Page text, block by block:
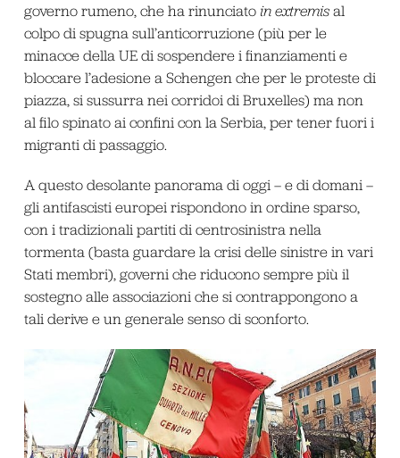
governo rumeno, che ha rinunciato in extremisal
colpo di spugna sull’anticorruzione (più per le
minacce della UE di sospendere i finanziamenti e
bloccare l’adesione a Schengen che per le proteste di
piazza, si sussurra nei corridoi di Bruxelles) ma non
al filo spinato ai confini con la Serbia, per tener fuori i
migranti di passaggio.
A questo desolante panorama di oggi – e di domani –
gli antifascisti europei rispondono in ordine sparso,
con i tradizionali partiti di centrosinistra nella
tormenta (basta guardare la crisi delle sinistre in vari
Stati membri), governi che riducono sempre più il
sostegno alle associazioni che si contrappongono a
tali derive e un generale senso di sconforto.